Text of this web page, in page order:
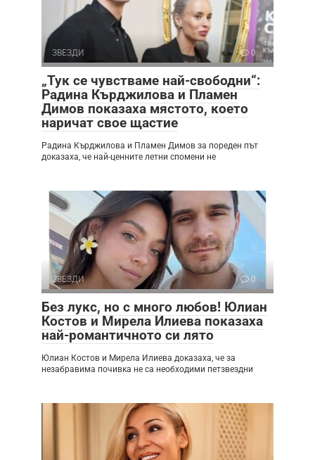
ЗВЕЗДИ 0
„Тук се чувстваме най-свободни“:
Радина Кърджилова и Пламен
Димов показаха мястото, което
наричат свое щастие
Радина Кърджилова и Пламен Димов за пореден път
доказаха, че най-ценните летни спомени не
ЗВЕЗДИ 0
Без лукс, но с много любов! Юлиан
Костов и Мирела Илиева показаха
най-романтичното си лято
Юлиан Костов и Мирела Илиева доказаха, че за
незабравима почивка не са необходими петзвездни